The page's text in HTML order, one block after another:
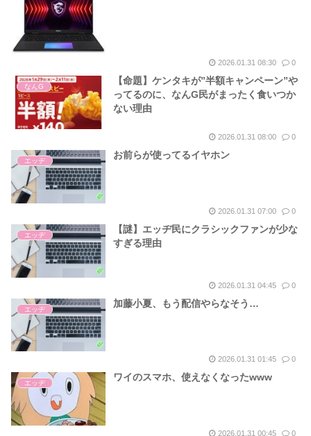
2026.01.31 08:30 0
なんG
【命題】ケンタキが”半額キャンペーン”や
ってるのに、なんG民がまったく食いつか
ない理由
2026.01.31 08:00 0
エッヂ
お前らが使ってるイヤホン
2026.01.31 07:00 0
エッヂ
【謎】エッヂ民にクラシックファンが少な
すぎる理由
2026.01.31 04:45 0
エッヂ
加藤小夏、もう配信やらなそう…
2026.01.31 01:45 0
エッヂ
ワイのスマホ、使えなくなったwww
2026.01.31 00:45 0